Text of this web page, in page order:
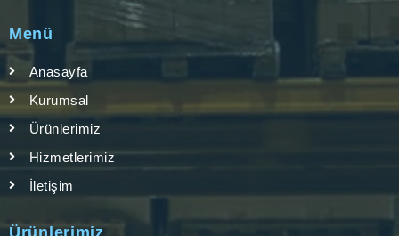
Menü
Anasayfa
Kurumsal
Ürünlerimiz
Hizmetlerimiz
İletişim
Ürünlerimiz